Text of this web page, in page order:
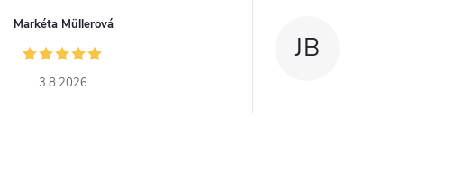
Markéta Müllerová
3.8.2026
JB